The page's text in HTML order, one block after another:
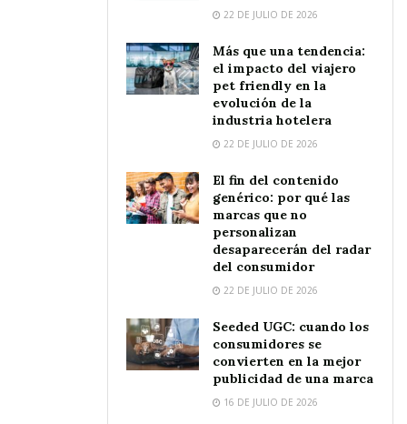
22 DE JULIO DE 2026
Más que una tendencia:
el impacto del viajero
pet friendly en la
evolución de la
industria hotelera
22 DE JULIO DE 2026
El fin del contenido
genérico: por qué las
marcas que no
personalizan
desaparecerán del radar
del consumidor
22 DE JULIO DE 2026
Seeded UGC: cuando los
consumidores se
convierten en la mejor
publicidad de una marca
16 DE JULIO DE 2026